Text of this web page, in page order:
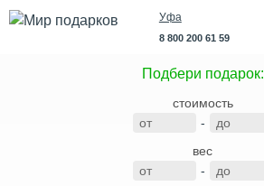
Уфа
8 800 200 61 59
Подбери подарок:
стоимость
-
вес
-